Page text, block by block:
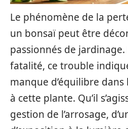
Le phénomène de la
un bonsaï peut être
passionnés de jardinage.
fatalité, ce trouble
manque d’équilibre
à cette plante. Qu’il
gestion de l’arrosage,